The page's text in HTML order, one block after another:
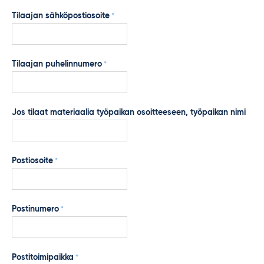
Tilaajan sähköpostiosoite *
Tilaajan puhelinnumero *
Jos tilaat materiaalia työpaikan osoitteeseen, työpaikan nimi
Postiosoite *
Postinumero *
Postitoimipaikka *